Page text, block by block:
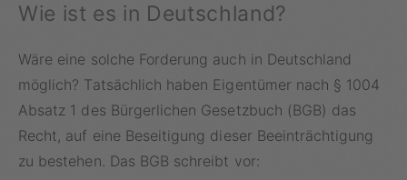
Wie ist es in Deutschland?
Wäre eine solche Forderung auch in Deutschland
möglich? Tatsächlich haben Eigentümer nach § 1004
Absatz 1 des Bürgerlichen Gesetzbuch (BGB) das
Recht, auf eine Beseitigung dieser Beeinträchtigung
zu bestehen. Das BGB schreibt vor: